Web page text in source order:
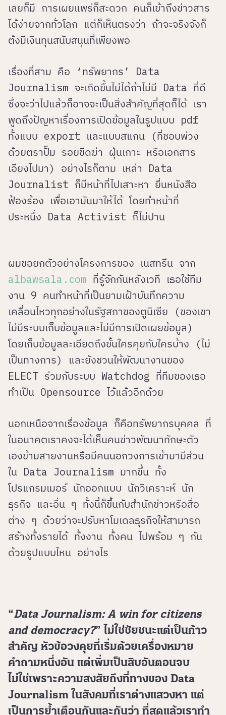
เลยก็มี การเผยแพร่ก็สะดวก คนก็เข้าถึงข่าวสาร
ได้ง่ายจากทั่วโลก แต่ก็เห็นตรงว่า ถ้าจะจริงจังก็
ต้งมีเงินทุนสนับสนุนที่เพียงพอ
เรื่องที่สาม คือ ‘ทรัพยากร’ Data
Journalism จะเกิดขึ้นไม่ได้ถ้าไม่มี Data ที่ดี
ซึ่งจะว่าไปแล้วก็อาจจะเป็นสิ่งสำคัญที่สุดก็ได้ เรา
พูดถึงปัญหาเรื่องการเปิดข้อมูลในรูปแบบ pdf
ทั้งแบบ export และแบบสแกน (ที่ชอบพ่วง
ด้วยตราปั๊ม รอยขีดฆ่า ฝุ่นเกาะ หรือเอกสาร
เอียงไปมา) อย่างไรก็ตาม เหล่า Data
Journalist ก็มีหน้าที่ไปเสาะหา ยื่นหนังสือ
ฟ้องร้อง เพื่อเอามันมาให้ได้ โดยทำหน้าที่
ประหนึ่ง Data Activist ก็ไม่ปาน
ผมขอยกตัวอย่างโครงการของ เนสทรีน จาก
albawsala.com ที่รู้จักกันหลังเวที เธอใช้ทีม
งาน 9 คนทำหน้าที่เป็นยามเฝ้าบันทึกความ
เคลื่อนไหวทุกอย่างในรัฐสภาของตูนิเซีย (ของเขา
ไม่มีระบบเก็บข้อมูลและไม่มีการเปิดเผยข้อมูล)
โดยเก็บข้อมูลละเอียดถึงขั้นใครคุยกับใครบ้าง (ไม่
เป็นทางการ) และยังชวนให้พัฒนางานของ
ELECT ร่วมกับระบบ Watchdog ที่ทีมของเธอ
ทำเป็น Opensource ไว้แล้วอีกด้วย
นอกเหนือจากเรื่องข้อมูล ก็คือทรัพยากรบุคคล ที่
ในอนาคตเราคงจะได้เห็นคนข่าวพัฒนาทักษะตัว
เองข้ามสายงานหรือมีคนนอกวงการเข้ามามีส่วน
ใน Data Journalism มากขึ้น ทั้ง
โปรแกรมเมอร์ นักออกแบบ นักวิเคราะห์ นัก
ธุรกิจ และอื่น ๆ ทั้งนี้ก็ขึ้นกับสำนักข่าวหรือสื่อ
ต่าง ๆ ด้วยว่าจะปรับหาโมเดลธุรกิจให้สามารถ
สร้างทั้งรายได้ ทั้งงาน ทั้งคน ไปพร้อม ๆ กัน
ด้วยรูปแบบไหน อย่างไร
“Data Journalism: A win for citizens
and democracy?” ไม่ใช่ชัยชนะแต่เป็นก้าว
สำคัญ หัวข้อวงคุยที่เริ่มด้วยเครื่องหมาย
คำถามหนึ่งอัน แต่เพิ่มเป็นสิบอันตอนจบ
ไม่ใช่เพราะความสงสัยถึงที่ทางของ Data
Journalism ในสังคมที่เราต่างแสวงหา แต่
เป็นการย้ำเตือนกันและกันว่า ที่สุดแล้วเราทำ